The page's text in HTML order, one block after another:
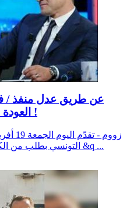
العودة فوراً لأمور جدّية والفهري يردّ !
التونسي بطلب من الكوميدي فيصل الحضيري الذي كان &q ...